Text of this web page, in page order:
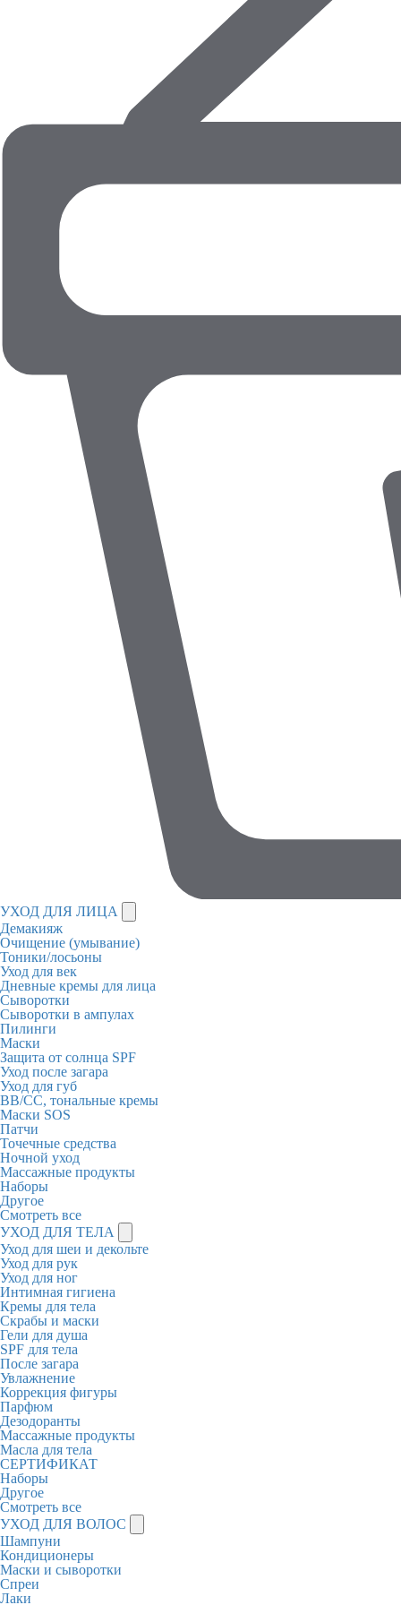
УХОД ДЛЯ ЛИЦА
Демакияж
Очищение (умывание)
Тоники/лосьоны
Уход для век
Дневные кремы для лица
Сыворотки
Сыворотки в ампулах
Пилинги
Маски
Защита от солнца SPF
Уход после загара
Уход для губ
BB/CC, тональные кремы
Маски SOS
Патчи
Точечные средства
Ночной уход
Массажные продукты
Наборы
Другое
Смотреть все
УХОД ДЛЯ ТЕЛА
Уход для шеи и декольте
Уход для рук
Уход для ног
Интимная гигиена
Кремы для тела
Скрабы и маски
Гели для душа
SPF для тела
После загара
Увлажнение
Коррекция фигуры
Парфюм
Дезодоранты
Массажные продукты
Масла для тела
СЕРТИФИКАТ
Наборы
Другое
Смотреть все
УХОД ДЛЯ ВОЛОС
Шампуни
Кондиционеры
Маски и сыворотки
Спреи
Лаки